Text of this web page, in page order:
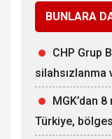
BUNLARA
CHP Grup
silahsızlanma
MGK’dan
Türkiye,